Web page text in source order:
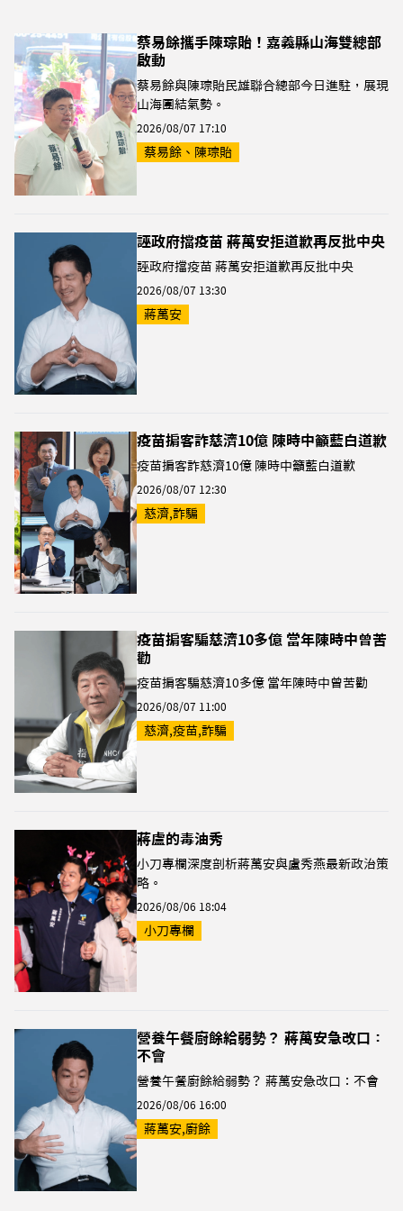
蔡易餘攜手陳琮貽！嘉義縣山海雙總部
啟動
蔡易餘與陳琮貽民雄聯合總部今日進駐，展現
山海團結氣勢。
2026/08/07 17:10
蔡易餘、陳琮貽
誣政府擋疫苗 蔣萬安拒道歉再反批中央
誣政府擋疫苗 蔣萬安拒道歉再反批中央
2026/08/07 13:30
蔣萬安
疫苗掮客詐慈濟10億 陳時中籲藍白道歉
疫苗掮客詐慈濟10億 陳時中籲藍白道歉
2026/08/07 12:30
慈濟,詐騙
疫苗掮客騙慈濟10多億 當年陳時中曾苦
勸
疫苗掮客騙慈濟10多億 當年陳時中曾苦勸
2026/08/07 11:00
慈濟,疫苗,詐騙
蔣盧的毒油秀
小刀專欄深度剖析蔣萬安與盧秀燕最新政治策
略。
2026/08/06 18:04
小刀專欄
營養午餐廚餘給弱勢？ 蔣萬安急改口：
不會
營養午餐廚餘給弱勢？ 蔣萬安急改口：不會
2026/08/06 16:00
蔣萬安,廚餘